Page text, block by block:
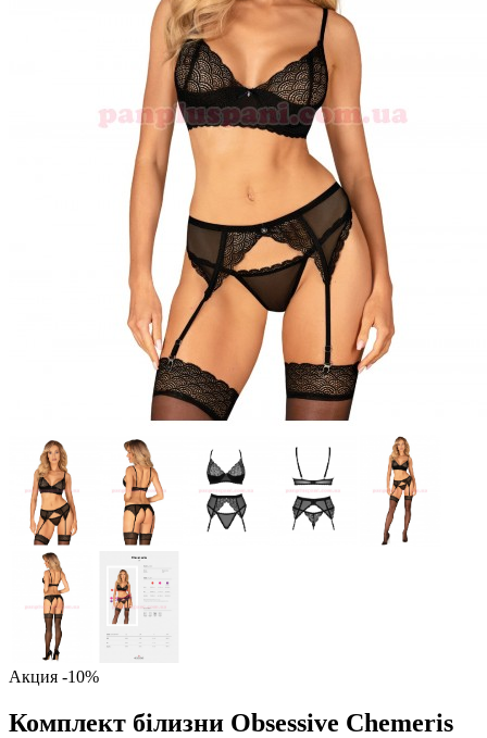
Акция -10%
Комплект білизни Obsessive Chemeris